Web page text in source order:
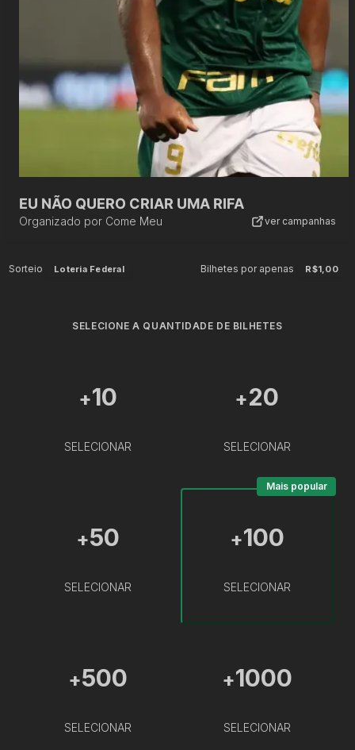
EU NÃO QUERO CRIAR UMA RIFA
Organizado por Come Meu ver campanhas
Sorteio Loteria Federal Bilhetes por apenas R$1,00
SELECIONE A QUANTIDADE DE BILHETES
+10
SELECIONAR
+20
SELECIONAR
+50
SELECIONAR
+100
SELECIONAR
Mais popular
+500
SELECIONAR
+1000
SELECIONAR